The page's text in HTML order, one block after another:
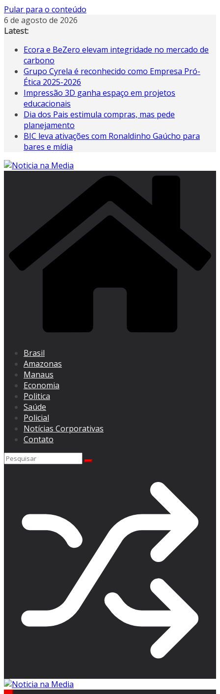
Pular para o conteúdo
6 de agosto de 2026
Latest:
Ecora e BeZero elevam integridade no mercado de
carbono
Grupo Cyrela é reconhecido como Empresa Pró-
Ética 2025-2026
Impressão 3D ganha espaço em projetos
educacionais
Dia dos Pais estimula compras, mas pede
planejamento
BIC leva ativações com Ronaldinho Gaúcho para
bares e mídia
Brasil
Amazonas
Manaus
Economia
Politica
Saúde
Policial
Notícias Corporativas
Contato